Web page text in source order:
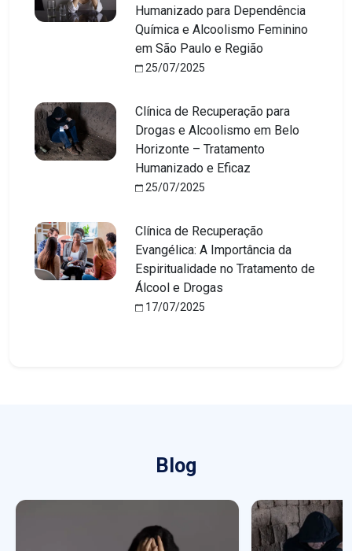
Humanizado para Dependência
Química e Alcoolismo Feminino
em São Paulo e Região
25/07/2025
Clínica de Recuperação para
Drogas e Alcoolismo em Belo
Horizonte – Tratamento
Humanizado e Eficaz
25/07/2025
Clínica de Recuperação
Evangélica: A Importância da
Espiritualidade no Tratamento de
Álcool e Drogas
17/07/2025
Blog